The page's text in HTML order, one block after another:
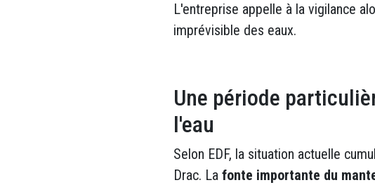
L'entreprise appelle à la vigilance
imprévisible des eaux.
Une période
l'eau
Selon EDF, la situation actuelle
Drac. La fonte importante du